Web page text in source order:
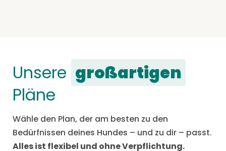
Unsere großartigen
Pläne
Wähle den Plan, der am besten zu den
Bedürfnissen deines Hundes – und zu dir – passt.
Alles ist flexibel und ohne Verpflichtung.